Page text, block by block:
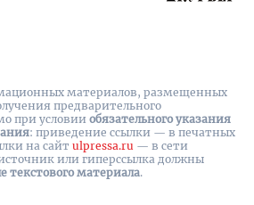
материалов, размещенных
предварительного
при условии обязательного указания
: приведение ссылки — в печатных
на cайт ulpressa.ru — в сети
или гиперссылка должны
текстового материала.